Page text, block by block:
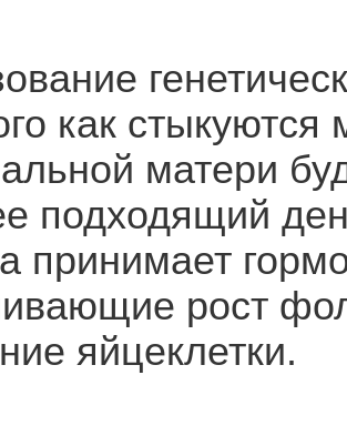
как
матери
подходящий
принимает
рост
яйцеклетки.